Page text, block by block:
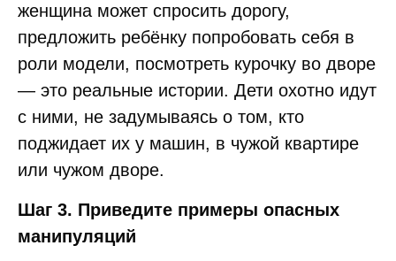
женщина может спросить дорогу,
предложить ребёнку попробовать себя в
роли модели, посмотреть курочку во дворе
— это реальные истории. Дети охотно идут
с ними, не задумываясь о том, кто
поджидает их у машин, в чужой квартире
или чужом дворе.
Шаг 3. Приведите примеры опасных
манипуляций